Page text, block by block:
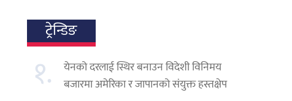
ट्रेन्डिङ
१.
येनको दरलाई स्थिर बनाउन विदेशी विनिमय
बजारमा अमेरिका र जापानको संयुक्त हस्तक्षेप